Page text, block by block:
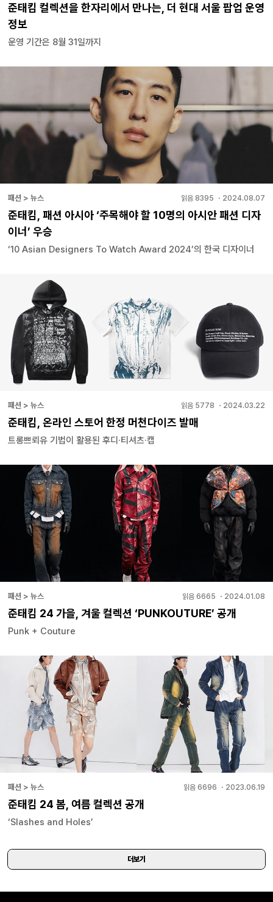
준태킴 컬렉션을 한자리에서 만나는, 더 현대 서울 팝업 운영
정보
운영 기간은 8월 31일까지
패션 > 뉴스 읽음 8395 ・ 2024.08.07
준태킴, 패션 아시아 ‘주목해야 할 10명의 아시안 패션 디자
이너’ 우승
‘10 Asian Designers To Watch Award 2024’의 한국 디자이너
패션 > 뉴스 읽음 5778 ・ 2024.03.22
준태킴, 온라인 스토어 한정 머천다이즈 발매
트롱쁘뢰유 기법이 활용된 후디·티셔츠·캡
패션 > 뉴스 읽음 6665 ・ 2024.01.08
준태킴 24 가을, 겨울 컬렉션 ‘PUNKOUTURE’ 공개
Punk + Couture
패션 > 뉴스 읽음 6696 ・ 2023.06.19
준태킴 24 봄, 여름 컬렉션 공개
‘Slashes and Holes’
더보기